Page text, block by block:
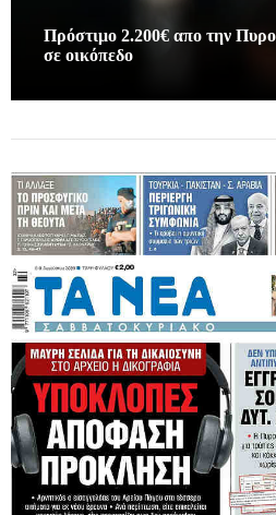
Πρόστιμο 2.200€ απο την
σε οικόπεδο